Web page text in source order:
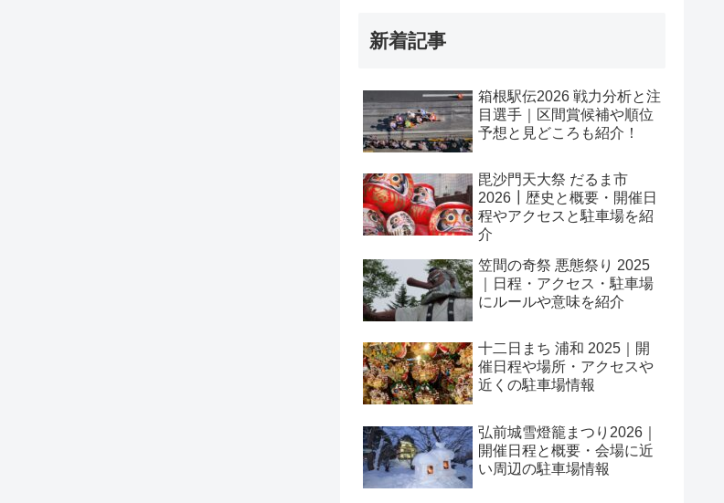
新着記事
箱根駅伝2026 戦力分析と注
目選手｜区間賞候補や順位
予想と見どころも紹介！
毘沙門天大祭 だるま市
2026┃歴史と概要・開催日
程やアクセスと駐車場を紹
介
笠間の奇祭 悪態祭り 2025
｜日程・アクセス・駐車場
にルールや意味を紹介
十二日まち 浦和 2025｜開
催日程や場所・アクセスや
近くの駐車場情報
弘前城雪燈籠まつり2026｜
開催日程と概要・会場に近
い周辺の駐車場情報